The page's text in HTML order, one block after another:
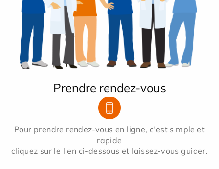
Prendre rendez-vous
Pour prendre rendez-vous en ligne, c'est simple et
rapide
cliquez sur le lien ci-dessous et laissez-vous guider.